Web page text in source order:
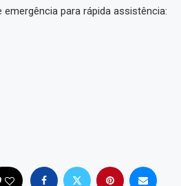
para rápida assistência: